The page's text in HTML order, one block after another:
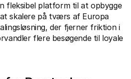
fleksibel platform til at opbygge
skalere på tværs af Europa
der fjerner friktion i
flere besøgende til loyale
og
Mollie